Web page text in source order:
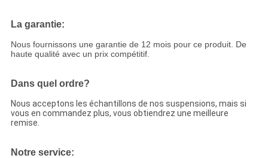
La garantie:
Nous fournissons une garantie de 12 mois pour ce produit. De
haute qualité avec un prix compétitif.
Dans quel ordre?
Nous acceptons les échantillons de nos suspensions, mais si
vous en commandez plus, vous obtiendrez une meilleure
remise.
Notre service: